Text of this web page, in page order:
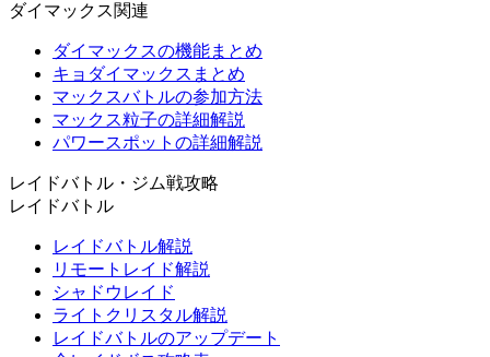
ダイマックス関連
ダイマックスの機能まとめ
キョダイマックスまとめ
マックスバトルの参加方法
マックス粒子の詳細解説
パワースポットの詳細解説
レイドバトル・ジム戦攻略
レイドバトル
レイドバトル解説
リモートレイド解説
シャドウレイド
ライトクリスタル解説
レイドバトルのアップデート